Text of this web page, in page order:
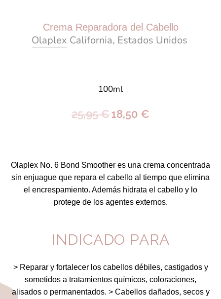
Crema Reparadora del Cabello
Olaplex California, Estados Unidos
100ml
25,95 €18,50 €
Olaplex No. 6 Bond Smoother es una crema concentrada
sin enjuague que repara el cabello al tiempo que elimina
el encrespamiento. Además hidrata el cabello y lo
protege de los agentes externos.
INDICADO PARA
> Reparar y fortalecer los cabellos débiles, castigados y
sometidos a tratamientos químicos, coloraciones,
alisados o permanentados. > Cabellos dañados, secos y